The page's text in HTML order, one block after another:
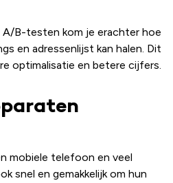
B-testen kom je erachter hoe
en adressenlijst kan halen. Dit
optimalisatie en betere cijfers.
mobiele telefoon en veel
snel en gemakkelijk om hun